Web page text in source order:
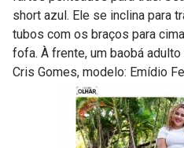
short azul. Ele se inclina para
tubos com os braços para
fofa. À frente, um baobá
Cris Gomes, modelo: Emídio